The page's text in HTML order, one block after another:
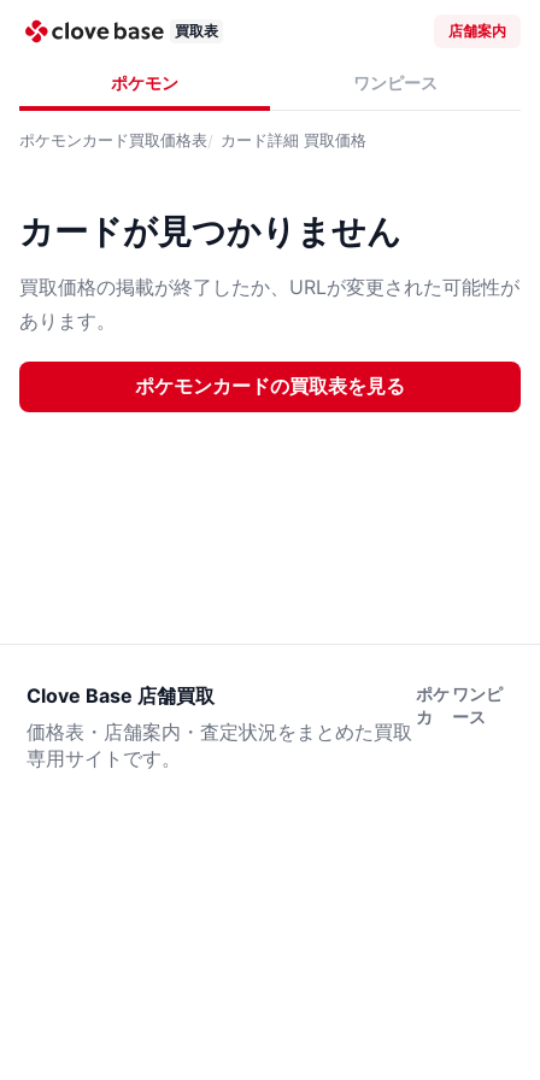
買取表 店舗案内
ポケモン ワンピース
ポケモンカード買取価格表 カード詳細 買取価格
カードが見つかりません
買取価格の掲載が終了したか、URLが変更された可能性が
あります。
ポケモンカードの買取表を見る
Clove Base 店舗買取
価格表・店舗案内・査定状況をまとめた買取
専用サイトです。
ポケ
カ
ワンピ
ース